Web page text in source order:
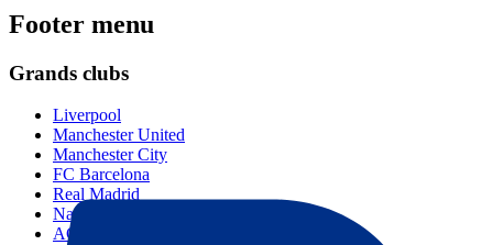
Footer menu
Grands clubs
Liverpool
Manchester United
Manchester City
FC Barcelona
Real Madrid
Napoli
AC Milan